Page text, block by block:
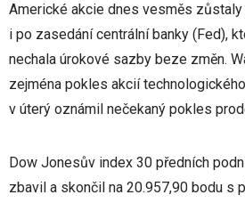
Americké akcie dnes vesměs
i po zasedání centrální banky (Fed),
nechala úrokové sazby beze změn.
zejména pokles akcií
v úterý oznámil nečekaný pokles
Dow Jonesův index 30 předních
zbavil a skončil na 20.957,90 bodu s